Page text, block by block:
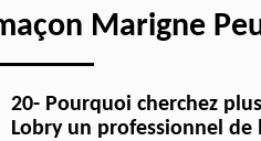
Marigne
20- Pourquoi cherchez
Lobry un professionnel de